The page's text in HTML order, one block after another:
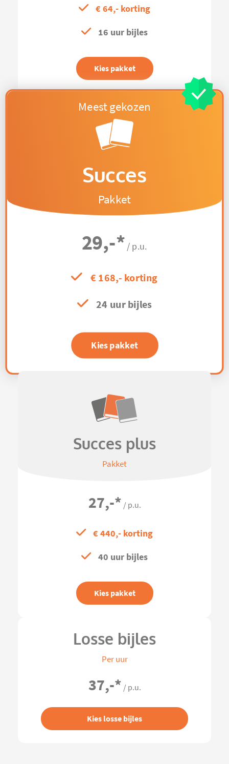
€ 64,- korting
16 uur bijles
Kies pakket
Succes
Pakket
29,-* / p.u.
€ 168,- korting
24 uur bijles
Kies pakket
Succes plus
Pakket
27,-* / p.u.
€ 440,- korting
40 uur bijles
Kies pakket
Losse bijles
Per uur
37,-* / p.u.
Kies losse bijles